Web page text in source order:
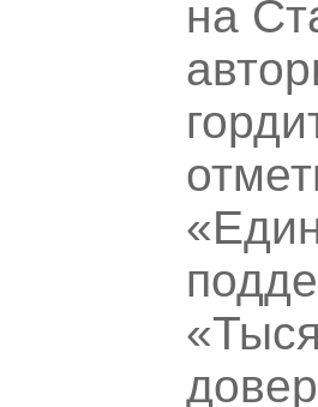
на